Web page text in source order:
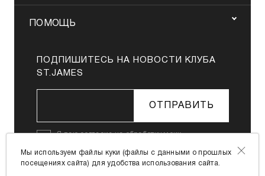
ПОМОЩЬ
ПОДПИШИТЕСЬ НА НОВОСТИ КЛУБА
ST.JAMES
ОТПРАВИТЬ
Я даюсогласие на обработку моих
Политикой в отношении обработки
Мы используем файлы куки (файлы с данными о прошлых
посещениях сайта) для удобства использования сайта.